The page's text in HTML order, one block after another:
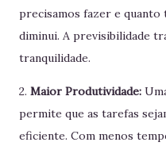
precisamos fazer e
diminui. A previsibilidade
tranquilidade.
2. Maior Produtividade:
permite que as tarefas
eficiente. Com menos